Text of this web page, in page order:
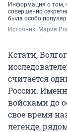
Информация о том,
совершенно
была особо
Источник: Мария
Кстати,
считается
России.
войсками до
свое время
легенде,